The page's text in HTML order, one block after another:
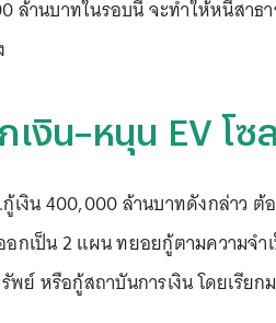
ล้านบาทในรอบนี้ จะทำให้หนี้สา
งิน–หนุน EV โซ
เงิน 400,000 ล้านบาทดังกล่าว ต้
กเป็น 2 แผน ทยอยกู้ตามความจ
ย์ หรือกู้สถาบันการเงิน โดยเรียก